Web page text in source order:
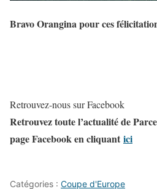
Bravo Orangina pour ces
Retrouvez-nous sur Facebook
Retrouvez toute l’actualité de
page Facebook en cliquant ici
Catégories : Coupe d'Europe